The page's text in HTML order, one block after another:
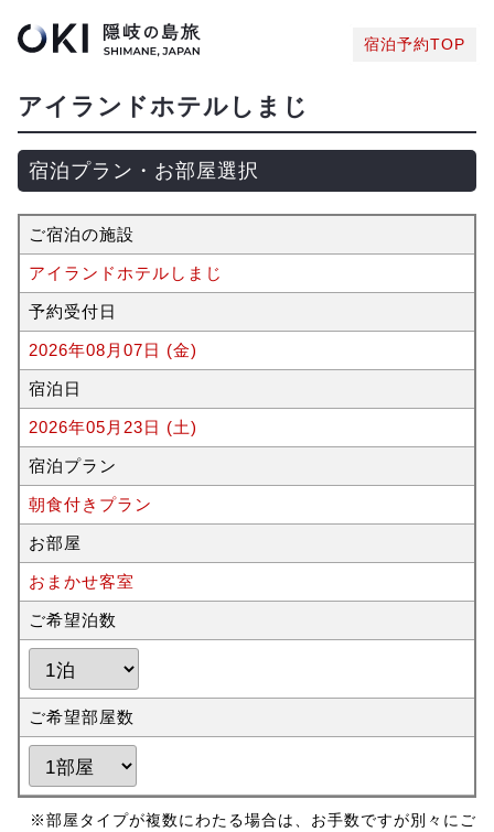
宿泊予約TOP
アイランドホテルしまじ
宿泊プラン・お部屋選択
ご宿泊の施設
アイランドホテルしまじ
予約受付日
2026年08月07日 (金)
宿泊日
2026年05月23日 (土)
宿泊プラン
朝食付きプラン
お部屋
おまかせ客室
ご希望泊数
ご希望部屋数
※部屋タイプが複数にわたる場合は、お手数ですが別々にご